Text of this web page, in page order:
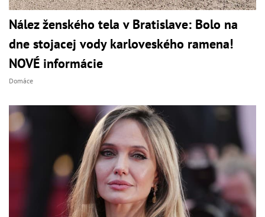
Nález ženského tela v Bratislave: Bolo na
dne stojacej vody karloveského ramena!
NOVÉ informácie
Domáce